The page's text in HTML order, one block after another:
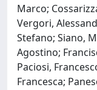
Marco;
Vergori,
Stefano; Siano,
Agostino;
Paciosi,
Francesca;